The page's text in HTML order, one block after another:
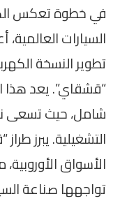
في خطوة تعكس
السيارات
تطوير النسخة
“قشقاي”. يعد هذا
شامل، حيث تسعى
التشغيلية. يبرز
الأسواق
تواجهها صناعة